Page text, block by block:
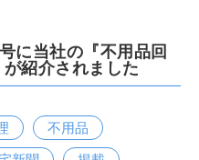
に当社の『不用品回
紹介されました
不用品